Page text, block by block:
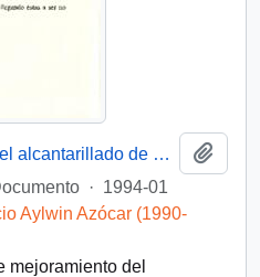
[Obras de mejoramiento del alcantarillado de aguas servidas de Penco e inauguración de población forjadores de Chile-Penco]
· 1994-01
Aylwin Azócar (1990-
mejoramiento del